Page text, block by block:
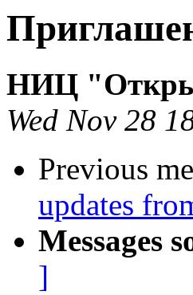
НИЦ
Wed Nov 28
Previous
updates
Messages
]